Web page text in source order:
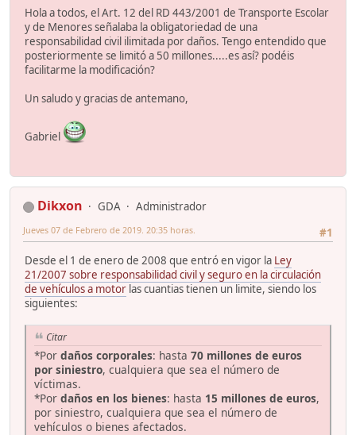
Hola a todos, el Art. 12 del RD 443/2001 de Transporte Escolar
y de Menores señalaba la obligatoriedad de una
responsabilidad civil ilimitada por daños. Tengo entendido que
posteriormente se limitó a 50 millones.....es así? podéis
facilitarme la modificación?
Un saludo y gracias de antemano,
Gabriel
Dikxon GDA
Administrador
#1
Jueves 07 de Febrero de 2019. 20:35 horas.
Desde el 1 de enero de 2008 que entró en vigor la Ley
21/2007 sobre responsabilidad civil y seguro en la circulación
de vehículos a motor las cuantias tienen un limite, siendo los
siguientes:
Citar
*Por daños corporales: hasta 70 millones de euros
por siniestro, cualquiera que sea el número de
víctimas.
*Por daños en los bienes: hasta 15 millones de euros,
por siniestro, cualquiera que sea el número de
vehículos o bienes afectados.